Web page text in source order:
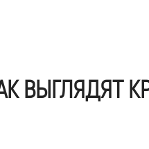
ВЫГЛЯДЯТ